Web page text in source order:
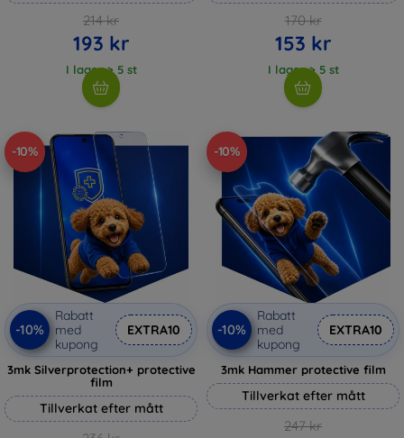
214 kr
193 kr
I lager > 5 st
170 kr
153 kr
I lager > 5 st
-10%
-10%
Rabatt
med
kupong
EXTRA10
3mk Silverprotection+ protective
film
Tillverkat efter mått
-10%
-10%
Rabatt
med
kupong
EXTRA10
3mk Hammer protective film
Tillverkat efter mått
247 kr